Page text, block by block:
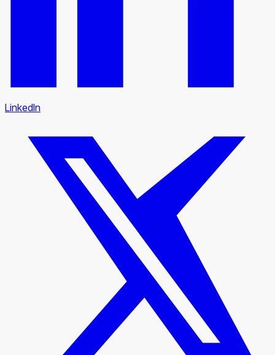
LinkedIn